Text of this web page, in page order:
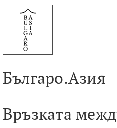
Към
съдържанието
Българо.Азия
Връзката